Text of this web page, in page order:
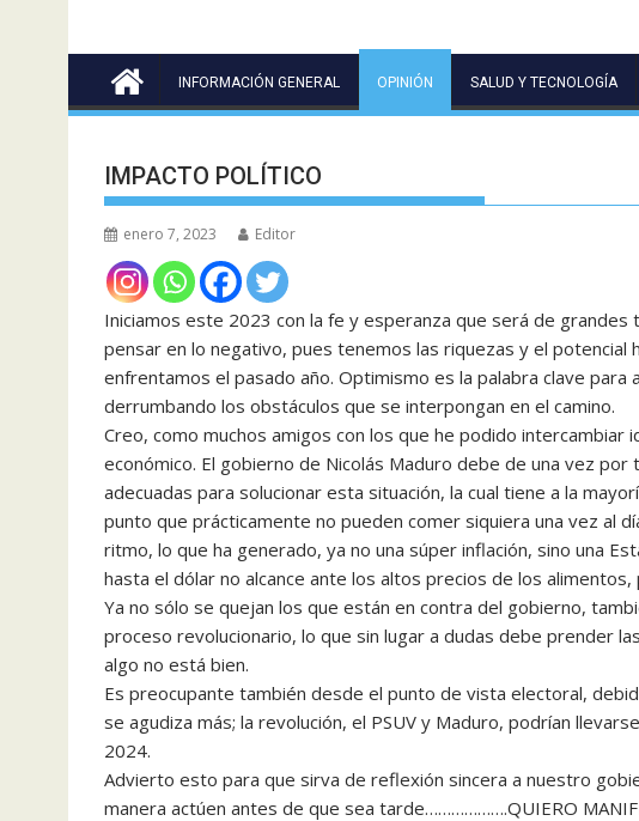
INFORMACIÓN GENERAL OPINIÓN SALUD Y TECNOLOGÍA
IMPACTO POLÍTICO
enero 7, 2023 Editor
Iniciamos este 2023 con la fe y esperanza que será de
pensar en lo negativo, pues tenemos las riquezas y el potencial
enfrentamos el pasado año. Optimismo es la palabra clave para
derrumbando los obstáculos que se interpongan en el camino.
Creo, como muchos amigos con los que he podido
económico. El gobierno de Nicolás Maduro debe de una vez
adecuadas para solucionar esta situación, la cual tiene a la
punto que prácticamente no pueden comer siquiera una vez al
ritmo, lo que ha generado, ya no una súper inflación, sino una
hasta el dólar no alcance ante los altos precios de los
Ya no sólo se quejan los que están en contra del gobierno,
proceso revolucionario, lo que sin lugar a dudas debe prender
algo no está bien.
Es preocupante también desde el punto de vista electoral,
se agudiza más; la revolución, el PSUV y Maduro, podrían
2024.
Advierto esto para que sirva de reflexión sincera a nuestro
manera actúen antes de que sea tarde……………….QUIERO